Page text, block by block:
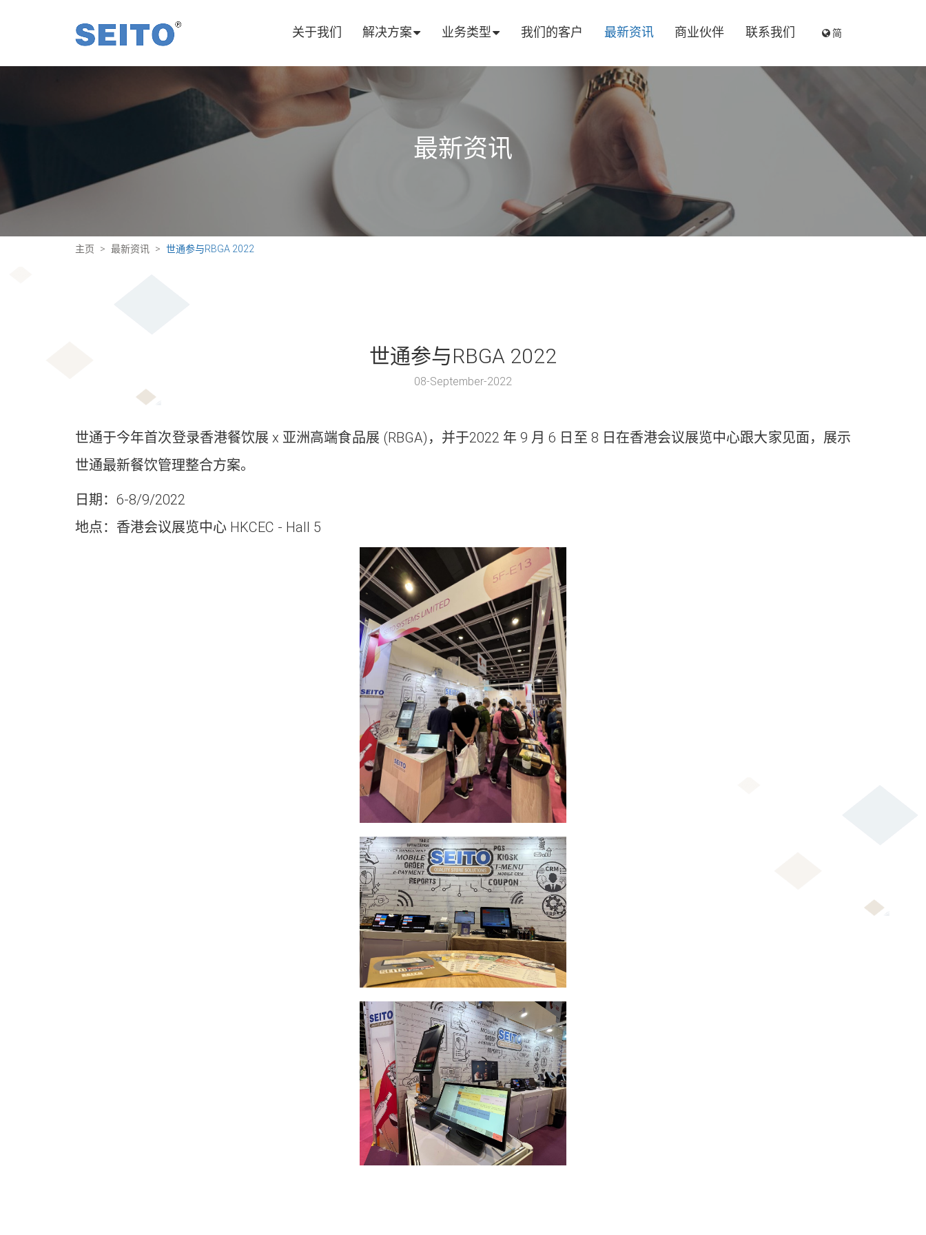
关于我们 解决方案 业务类型 我们的客户 最新资讯 商业伙伴 联系我们 简
最新资讯
主页 最新资讯 世通参与RBGA 2022
世通参与RBGA 2022
08-September-2022
世通于今年首次登录香港餐饮展 x 亚洲高端食品展 (RBGA)，并于2022 年 9 月 6 日至 8 日在香港会议展览中心跟大家见面，展示
世通最新餐饮管理整合方案。
日期：6-8/9/2022
地点：香港会议展览中心 HKCEC - Hall 5